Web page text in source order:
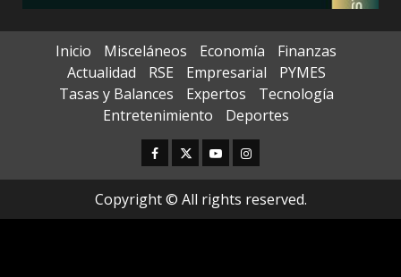
Inicio Misceláneos Economía
Finanzas
Actualidad
RSE Empresarial
PYMES
Tasas y Balances
Expertos
Tecnología
Entretenimiento
Deportes
Facebook
TwitterYoutubeInstagram
Copyright © All rights reserved.